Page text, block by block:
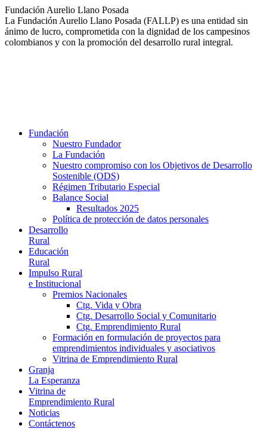
Saltar
al
contenido
Fundación Aurelio Llano Posada
La Fundación Aurelio Llano Posada (FALLP) es una entidad sin
ánimo de lucro, comprometida con la dignidad de los campesinos
colombianos y con la promoción del desarrollo rural integral.
Fundación
Nuestro Fundador
La Fundación
Nuestro compromiso con los Objetivos de Desarrollo
Sostenible (ODS)
Régimen Tributario Especial
Balance Social
Resultados 2025
Política de protección de datos personales
Desarrollo
Rural
Educación
Rural
Impulso Rural
e Institucional
Premios Nacionales
Ctg. Vida y Obra
Ctg. Desarrollo Social y Comunitario
Ctg. Emprendimiento Rural
Formación en formulación de proyectos para
emprendimientos individuales y asociativos
Vitrina de Emprendimiento Rural
Granja
La Esperanza
Vitrina de
Emprendimiento Rural
Noticias
Contáctenos